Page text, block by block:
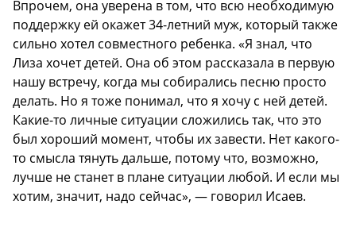
Впрочем, она уверена в том, что всю необходимую
поддержку ей окажет 34-летний муж, который также
сильно хотел совместного ребенка. «Я знал, что
Лиза хочет детей. Она об этом рассказала в первую
нашу встречу, когда мы собирались песню просто
делать. Но я тоже понимал, что я хочу с ней детей.
Какие-то личные ситуации сложились так, что это
был хороший момент, чтобы их завести. Нет какого-
то смысла тянуть дальше, потому что, возможно,
лучше не станет в плане ситуации любой. И если мы
хотим, значит, надо сейчас», — говорил Исаев.